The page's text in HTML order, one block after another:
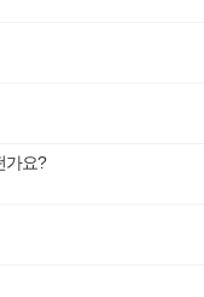
가요?